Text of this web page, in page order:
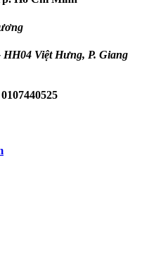
HH04 Việt Hưng, P. Giang
0107440525